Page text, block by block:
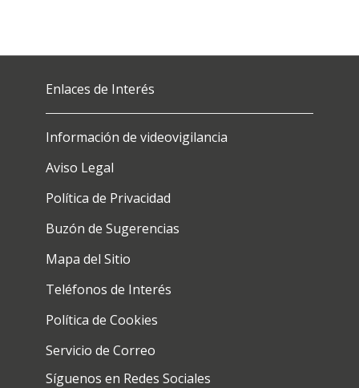
Enlaces de Interés
Información de videovigilancia
Aviso Legal
Política de Privacidad
Buzón de Sugerencias
Mapa del Sitio
Teléfonos de Interés
Política de Cookies
Servicio de Correo
Síguenos en Redes Sociales